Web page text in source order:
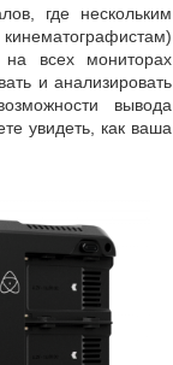
,
где нескольким
на всех мониторах
и анализировать
вывода
увидеть, как ваша